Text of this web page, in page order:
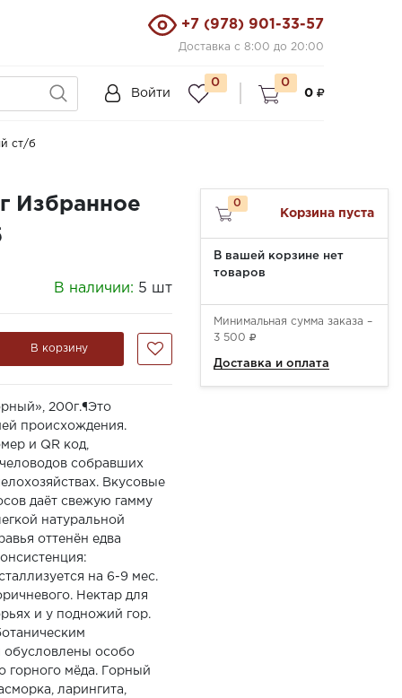
+7 (978) 901-33-57
Доставка с 8:00 до 20:00
Войти
0
0
0
ст/б
Избранное
В наличии: 5 шт
В корзину
200г.¶Это
происхождения.
и QR код,
собравших
Вкусовые
даёт свежую гамму
натуральной
оттенён едва
на 6-9 мес.
Нектар для
и у подножий гор.
обусловлены особо
горного мёда. Горный
ларингита,
0
Корзина пуста
В вашей корзине нет
товаров
Минимальная сумма заказа –
3 500
Доставка и оплата